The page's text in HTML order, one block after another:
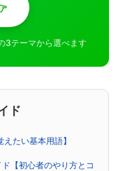
3テーマから選べます
ド
たい基本用語】
【初心者のやり方とコ